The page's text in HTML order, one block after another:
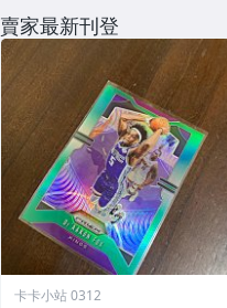
賣家最新刊登
卡卡小站 0312